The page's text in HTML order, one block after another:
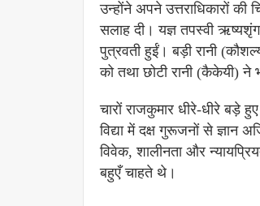
उन्होंने अपने उत्तराधिकारों की
सलाह दी। यज्ञ तपस्वी
पुत्रवती हुईं। बड़ी रानी
को तथा छोटी रानी (कैकेयी)
चारों राजकुमार धीरे-धीरे
विद्या में दक्ष गुरूजनों से ज्ञान
विवेक, शालीनता और
बहुएँ चाहते थे।